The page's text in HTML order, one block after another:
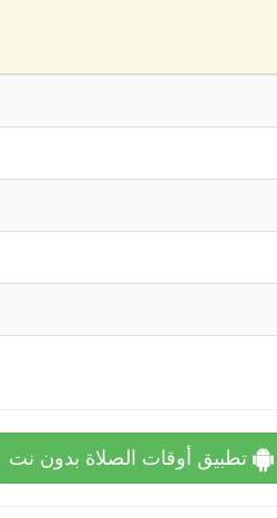
تطبيق أوقات الصلاة بدون نت